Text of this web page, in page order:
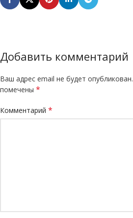
Добавить комментарий
Ваш адрес email не будет опубликован.
помечены *
Комментарий *